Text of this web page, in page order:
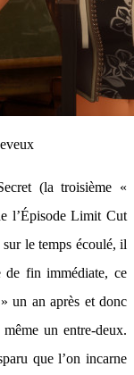
(la troisième «
l’Épisode Limit Cut
le temps écoulé, il
de fin immédiate, ce
un an après et donc
un entre-deux.
que l’on incarne